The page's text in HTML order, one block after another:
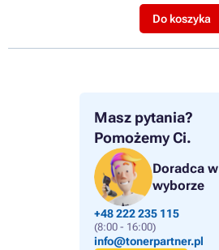
Masz pytania?
Pomożemy Ci.
Doradca w
wyborze
+48 222 235 115
(8:00 - 16:00)
info@tonerpartner.pl
Do koszyka